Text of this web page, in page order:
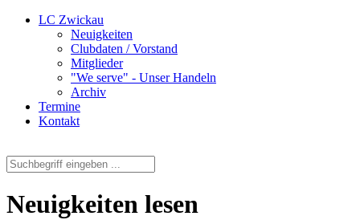
LC Zwickau
Neuigkeiten
Clubdaten / Vorstand
Mitglieder
"We serve" - Unser Handeln
Archiv
Termine
Kontakt
Neuigkeiten lesen